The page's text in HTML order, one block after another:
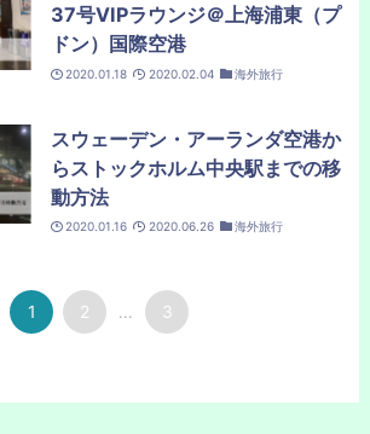
37号VIPラウンジ＠上海浦東（プ
ドン）国際空港
2020.01.18 2020.02.04 海外旅行
スウェーデン・アーランダ空港か
らストックホルム中央駅までの移
動方法
2020.01.16 2020.06.26 海外旅行
1 2 ... 3